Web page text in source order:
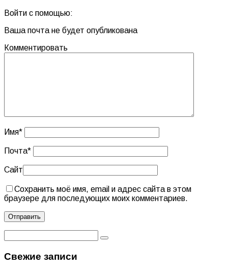
Войти с помощью:
Ваша почта не будет опубликована
Комментировать
Имя*
Почта*
Сайт
Сохранить моё имя, email и адрес сайта в этом
браузере для последующих моих комментариев.
Свежие записи